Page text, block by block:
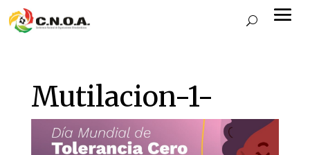
Mutilacion-1-